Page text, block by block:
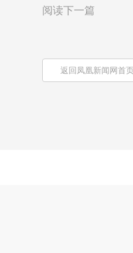
阅读下一篇
返回凤凰新闻网首页